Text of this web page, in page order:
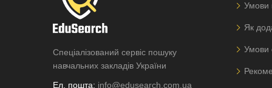
Спеціалізований сервіс пошуку
навчальних закладів України
Ел. пошта: info@edusearch.com.ua
Умови
Як
Умови